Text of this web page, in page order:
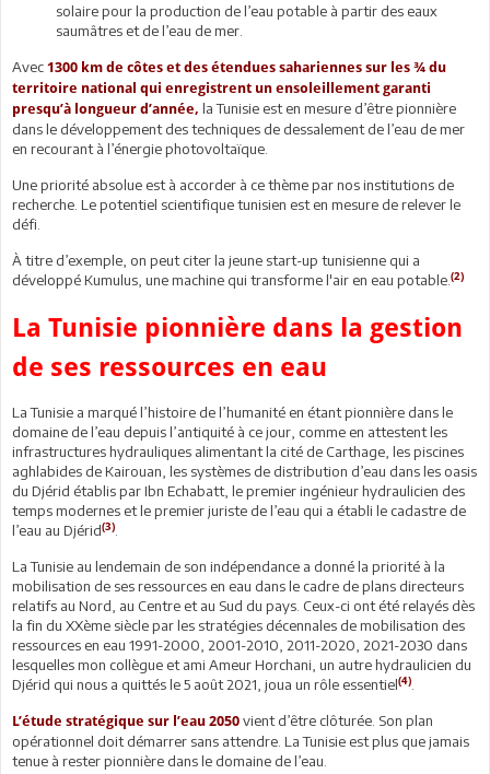
solaire pour la production de l’eau potable à partir des eaux
saumâtres et de l’eau de mer.
Avec 1300 km de côtes et des étendues sahariennes sur les ¾ du
territoire national qui enregistrent un ensoleillement garanti
presqu’à longueur d’année, la Tunisie est en mesure d’être pionnière
dans le développement des techniques de dessalement de l’eau de mer
en recourant à l’énergie photovoltaïque.
Une priorité absolue est à accorder à ce thème par nos institutions de
recherche. Le potentiel scientifique tunisien est en mesure de relever le
défi.
À titre d’exemple, on peut citer la jeune start-up tunisienne qui a
développé Kumulus, une machine qui transforme l'air en eau potable. (2)
La Tunisie pionnière dans la gestion
de ses ressources en eau
La Tunisie a marqué l’histoire de l’humanité en étant pionnière dans le
domaine de l’eau depuis l’antiquité à ce jour, comme en attestent les
infrastructures hydrauliques alimentant la cité de Carthage, les piscines
aghlabides de Kairouan, les systèmes de distribution d’eau dans les oasis
du Djérid établis par Ibn Echabatt, le premier ingénieur hydraulicien des
temps modernes et le premier juriste de l’eau qui a établi le cadastre de
l’eau au Djérid(3)
La Tunisie au lendemain de son indépendance a donné la priorité à la
mobilisation de ses ressources en eau dans le cadre de plans directeurs
relatifs au Nord, au Centre et au Sud du pays. Ceux-ci ont été relayés dès
la fin du XXème siècle par les stratégies décennales de mobilisation des
ressources en eau 1991-2000, 2001-2010, 2011-2020, 2021-2030 dans
lesquelles mon collègue et ami Ameur Horchani, un autre hydraulicien du
Djérid qui nous a quittés le 5 août 2021, joua un rôle essentiel(4)
L’étude stratégique sur l’eau 2050 vient d’être clôturée. Son plan
opérationnel doit démarrer sans attendre. La Tunisie est plus que jamais
tenue à rester pionnière dans le domaine de l’eau.